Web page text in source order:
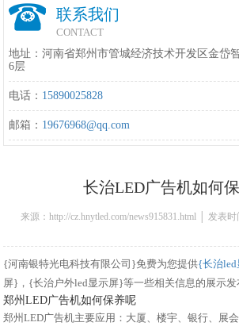
联系我们
CONTACT
地址：河南省郑州市管城经济技术开发区金岱
6层
电话： 15890025828
邮箱： 19676968@qq.com
长治LED广告机如何
来源：http://cz.hnytled.com/news915831.html │ 发表
{河南银特光电科技有限公司}免费为您提供{长治
屏}，{长治户外led显示屏}等一些相关信息的展示发
郑州LED广告机如何保养呢
郑州LED广告机主要应用：大厦、楼宇、银行、展